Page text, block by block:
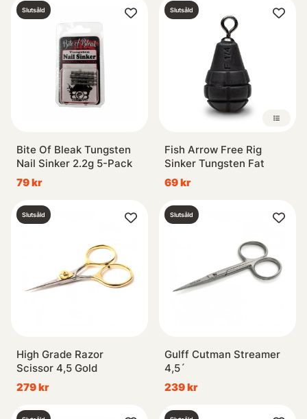
Slutsåld
Bite Of Bleak Tungsten
Nail Sinker 2.2g 5-Pack
79 kr
Slutsåld
Fish Arrow Free Rig
Sinker Tungsten Fat
69 kr
Slutsåld
High Grade Razor
Scissor 4,5 Gold
279 kr
Slutsåld
Gulff Cutman Streamer
4,5´
239 kr